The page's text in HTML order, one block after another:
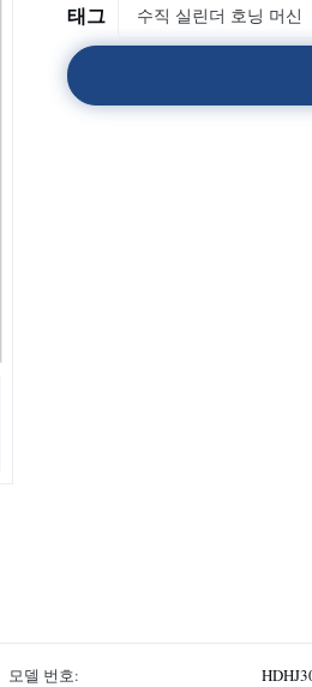
태그 수직 실린더 호닝 머신
모델 번호: